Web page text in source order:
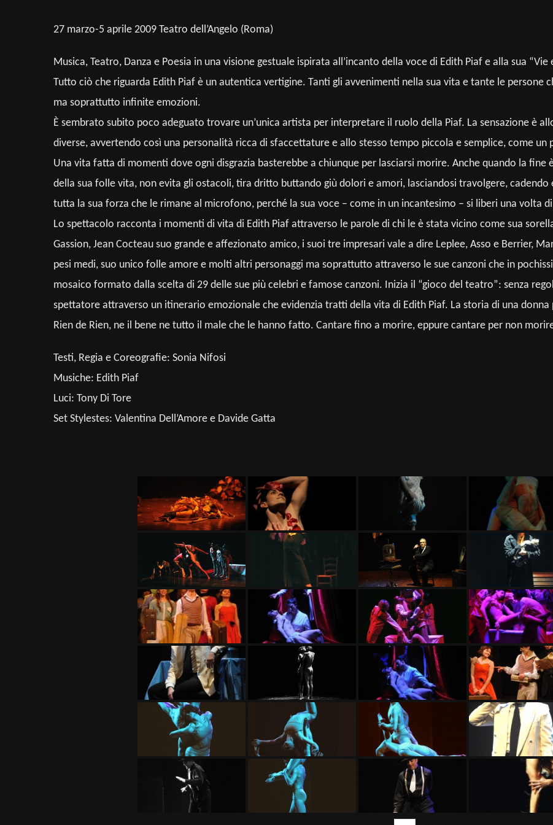
27 marzo-5 aprile 2009 Teatro dell’Angelo (Roma)
Musica, Teatro, Danza e Poesia in una visione gestuale ispirata all’incanto della voce di Edith Piaf e alla sua “Vie
Tutto ciò che riguarda Edith Piaf è un autentica vertigine. Tanti gli avvenimenti nella sua vita e tante le persone
ma soprattutto infinite emozioni.
È sembrato subito poco adeguato trovare un’unica artista per interpretare il ruolo della Piaf. La sensazione è
diverse, avvertendo così una personalità ricca di sfaccettature e allo stesso tempo piccola e semplice, come un
Una vita fatta di momenti dove ogni disgrazia basterebbe a chiunque per lasciarsi morire. Anche quando la fine
della sua folle vita, non evita gli ostacoli, tira dritto buttando giù dolori e amori, lasciandosi travolgere,
tutta la sua forza che le rimane al microfono, perché la sua voce – come in un incantesimo – si liberi una volta
Lo spettacolo racconta i momenti di vita di Edith Piaf attraverso le parole di chi le è stata vicino come sua
Gassion, Jean Cocteau suo grande e affezionato amico, i suoi tre impresari vale a dire Leplee, Asso e Berrier,
pesi medi, suo unico folle amore e molti altri personaggi ma soprattutto attraverso le sue canzoni che in
mosaico formato dalla scelta di 29 delle sue più celebri e famose canzoni. Inizia il “gioco del teatro”: senza
spettatore attraverso un itinerario emozionale che evidenzia tratti della vita di Edith Piaf. La storia di una
Rien de Rien, ne il bene ne tutto il male che le hanno fatto. Cantare fino a morire, eppure cantare per non
Testi, Regia e Coreografie: Sonia Nifosi
Musiche: Edith Piaf
Luci: Tony Di Tore
Set Stylestes: Valentina Dell’Amore e Davide Gatta